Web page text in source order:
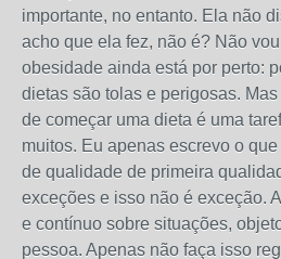
importante, no entanto. Ela não
acho que ela fez, não é? Não
obesidade ainda está por perto:
dietas são tolas e perigosas.
de começar uma dieta é uma
muitos. Eu apenas escrevo o
de qualidade de primeira
exceções e isso não é exceção.
e contínuo sobre situações,
pessoa. Apenas não faça isso